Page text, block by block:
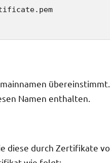
Namen enthalten.
diese durch Zertifikate